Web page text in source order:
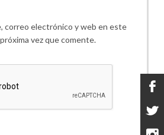
correo electrónico y web en este
vez que comente.